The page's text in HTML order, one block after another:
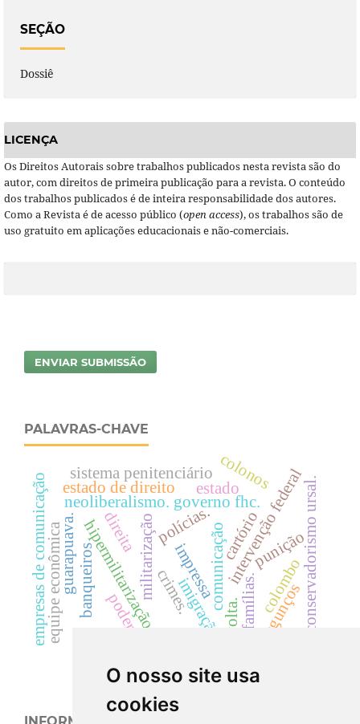
O nosso site usa
cookies
SEÇÃO
Dossiê
LICENÇA
Os Direitos Autorais sobre trabalhos publicados nesta revista são do
autor, com direitos de primeira publicação para a revista. O conteúdo
dos trabalhos publicados é de inteira responsabilidade dos autores.
Como a Revista é de acesso público (open access), os trabalhos são de
uso gratuito em aplicações educacionais e não-comerciais.
ENVIAR SUBMISSÃO
PALAVRAS-CHAVE
neoliberalismo. governo fhc.intervenção federal
militarização
hipermilitarizaçãopolícias.comunicação
impressa
famílias.
imigração
guarapuava.banqueiros
equipe econômica
empresas de comunicação direita conservadorismo ursal.
punição
estado de direito
sistema penitenciário
poder. crimes. colombo
estado
cartório
jagunços
colonos
revolta.